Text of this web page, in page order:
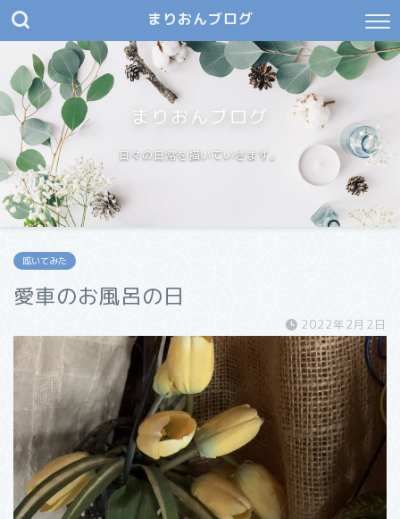
まりおんブログ
まりおんブログ
日々の日常を描いていきます。
呟いてみた
愛車のお風呂の日
2022年2月2日